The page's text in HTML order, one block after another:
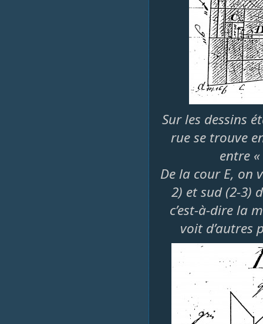
Sur les dessins
rue se trouve
entre
De la cour E, on
2) et sud (2-3)
c’est-à-dire la
voit d’autres